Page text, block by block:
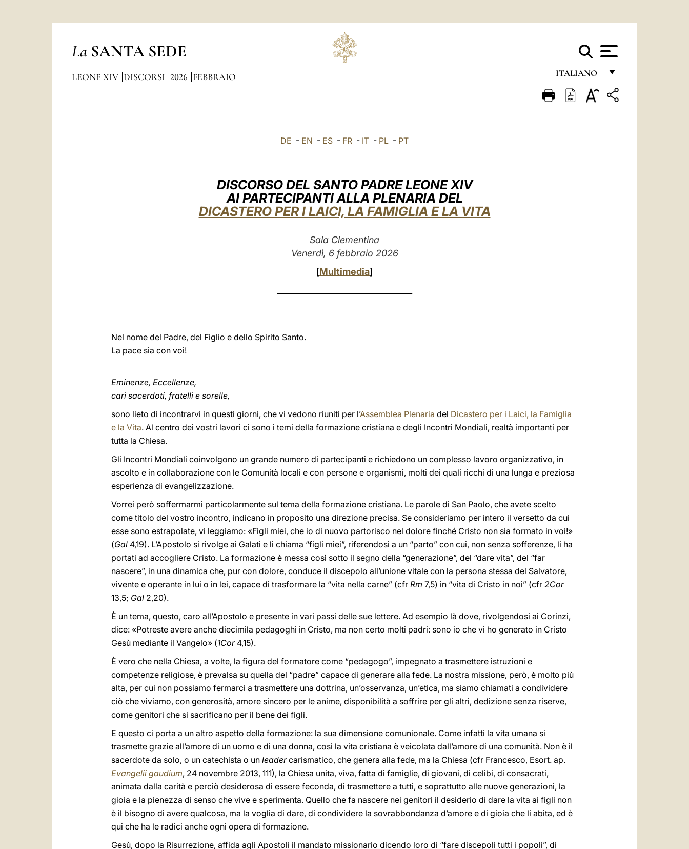
La SANTA SEDE
ITALIANO
FRANÇAIS
LEONE XIV DISCORSI 2026 FEBBRAIO
DE - EN - ES - FR - IT - PL - PT
DISCORSO DEL SANTO PADRE LEONE XIV
AI PARTECIPANTI ALLA PLENARIA DEL
DICASTERO PER I LAICI, LA FAMIGLIA E LA VITA
Sala Clementina
Venerdì, 6 febbraio 2026
[Multimedia]
Nel nome del Padre, del Figlio e dello Spirito Santo.
La pace sia con voi!
Eminenze, Eccellenze,
cari sacerdoti, fratelli e sorelle,
sono lieto di incontrarvi in questi giorni, che vi vedono riuniti per l’Assemblea Plenaria del Dicastero per i Laici, la Famiglia
e la Vita. Al centro dei vostri lavori ci sono i temi della formazione cristiana e degli Incontri Mondiali, realtà importanti per
tutta la Chiesa.
Gli Incontri Mondiali coinvolgono un grande numero di partecipanti e richiedono un complesso lavoro organizzativo, in
ascolto e in collaborazione con le Comunità locali e con persone e organismi, molti dei quali ricchi di una lunga e preziosa
esperienza di evangelizzazione.
Vorrei però soffermarmi particolarmente sul tema della formazione cristiana. Le parole di San Paolo, che avete scelto
come titolo del vostro incontro, indicano in proposito una direzione precisa. Se consideriamo per intero il versetto da cui
esse sono estrapolate, vi leggiamo: «Figli miei, che io di nuovo partorisco nel dolore finché Cristo non sia formato in voi!»
(Gal 4,19). L’Apostolo si rivolge ai Galati e li chiama “figli miei”, riferendosi a un “parto” con cui, non senza sofferenze, li ha
portati ad accogliere Cristo. La formazione è messa così sotto il segno della “generazione”, del “dare vita”, del “far
nascere”, in una dinamica che, pur con dolore, conduce il discepolo all’unione vitale con la persona stessa del Salvatore,
vivente e operante in lui o in lei, capace di trasformare la “vita nella carne” (cfr Rm 7,5) in “vita di Cristo in noi” (cfr 2Cor
13,5; Gal 2,20).
È un tema, questo, caro all’Apostolo e presente in vari passi delle sue lettere. Ad esempio là dove, rivolgendosi ai Corinzi,
dice: «Potreste avere anche diecimila pedagoghi in Cristo, ma non certo molti padri: sono io che vi ho generato in Cristo
Gesù mediante il Vangelo» (1Cor4,15).
È vero che nella Chiesa, a volte, la figura del formatore come “pedagogo”, impegnato a trasmettere istruzioni e
competenze religiose, è prevalsa su quella del “padre” capace di generare alla fede. La nostra missione, però, è molto più
alta, per cui non possiamo fermarci a trasmettere una dottrina, un’osservanza, un’etica, ma siamo chiamati a condividere
ciò che viviamo, con generosità, amore sincero per le anime, disponibilità a soffrire per gli altri, dedizione senza riserve,
come genitori che si sacrificano per il bene dei figli.
E questo ci porta a un altro aspetto della formazione: la sua dimensione comunionale. Come infatti la vita umana si
trasmette grazie all’amore di un uomo e di una donna, così la vita cristiana è veicolata dall’amore di una comunità. Non è il
sacerdote da solo, o un catechista o un leadercarismatico, che genera alla fede, ma la Chiesa (cfr Francesco, Esort. ap.
Evangelii gaudium, 24 novembre 2013, 111), la Chiesa unita, viva, fatta di famiglie, di giovani, di celibi, di consacrati,
animata dalla carità e perciò desiderosa di essere feconda, di trasmettere a tutti, e soprattutto alle nuove generazioni, la
gioia e la pienezza di senso che vive e sperimenta. Quello che fa nascere nei genitori il desiderio di dare la vita ai figli non
è il bisogno di avere qualcosa, ma la voglia di dare, di condividere la sovrabbondanza d’amore e di gioia che li abita, ed è
qui che ha le radici anche ogni opera di formazione.
Gesù, dopo la Risurrezione, affida agli Apostoli il mandato missionario dicendo loro di “fare discepoli tutti i popoli”, di